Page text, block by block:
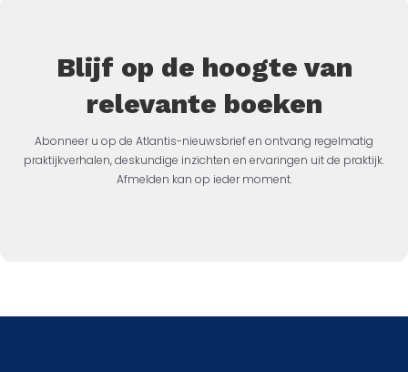
Blijf op de hoogte van
relevante boeken
Abonneer u op de Atlantis-nieuwsbrief en ontvang regelmatig
praktijkverhalen, deskundige inzichten en ervaringen uit de praktijk.
Afmelden kan op ieder moment.